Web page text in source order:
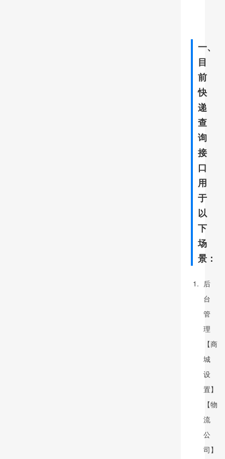
一、
目
前
快
递
查
询
接
口
用
于
以
下
场
景：
后
台
管
理
【商
城
设
置】
【物
流
公
司】